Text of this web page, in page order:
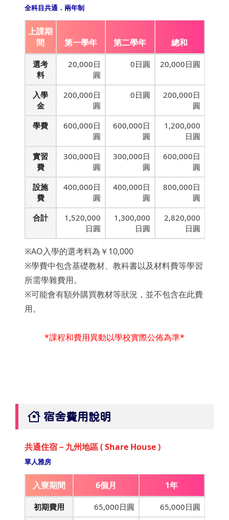
全科目共通．兩年制
上課期
間
第一學年 第二學年 總和
選考
料
20,000日
圓
0日圓 20,000日圓
入學
金
200,000日
圓
0日圓
200,000日
圓
學費
600,000日
圓
600,000日
圓
1,200,000
日圓
實習
費
300,000日
圓
300,000日
圓
600,000日
圓
設施
費
400,000日
圓
400,000日
圓
800,000日
圓
合計
1,520,000
日圓
1,300,000
日圓
2,820,000
日圓
※AO入學的選考料為￥10,000
※學費中包含基礎教材、教科書以及材料費等學習
所需學雜費用。
※可能會有額外購買教材等狀況，並不包含在此費
用。
*課程和費用異動以學校實際公佈為準*
宿舍費用說明
共通住宿－九州地區 ( Share House )
單人雅房
入寮期間 6個月 1年
初期費用 65,000日圓
65,000日圓